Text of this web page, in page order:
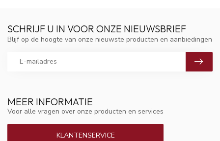
MEER INFORMATIE
Voor alle vragen over onze producten en services
KLANTENSERVICE
SCHRIJF U IN VOOR ONZE NIEUWSBRIEF
Blijf op de hoogte van onze nieuwste producten en aanbiedingen